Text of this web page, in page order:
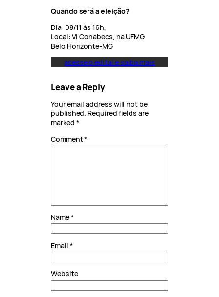
Quando será a eleição?
Dia: 08/11 às 16h,
Local: VI Conabecs, na UFMG
Belo Horizonte-MG
acesse o edital e saiba mais
Leave a Reply
Your email address will not be
published. Required fields are
marked *
Comment*
Name*
Email *
Website